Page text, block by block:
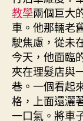
教學兩個巨大
車。他那輛老
駛焦慮，從未
今天，他面臨
夾在理髮店與
巷。一個看起
格，上面還灑
一口氣。將車